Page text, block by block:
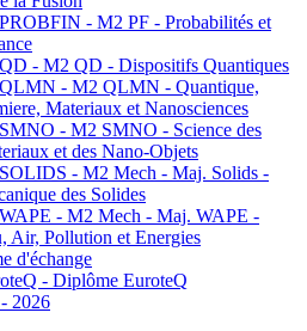
- M2 PF - Probabilités et
- M2 QD - Dispositifs Quantiques
- M2 QLMN - Quantique,
Materiaux et Nanosciences
- M2 SMNO - Science des
et des Nano-Objets
- M2 Mech - Maj. Solids -
des Solides
- M2 Mech - Maj. WAPE -
Air, Pollution et Energies
d'échange
- Diplôme EuroteQ
2026